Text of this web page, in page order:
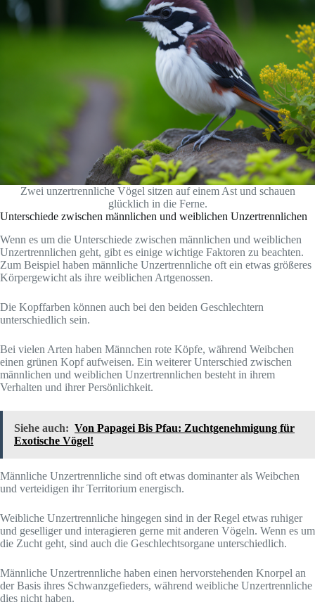
Zwei unzertrennliche Vögel sitzen auf einem Ast und schauen
glücklich in die Ferne.
Unterschiede zwischen männlichen und weiblichen Unzertrennlichen
Wenn es um die Unterschiede zwischen männlichen und weiblichen
Unzertrennlichen geht, gibt es einige wichtige Faktoren zu beachten.
Zum Beispiel haben männliche Unzertrennliche oft ein etwas größeres
Körpergewicht als ihre weiblichen Artgenossen.
Die Kopffarben können auch bei den beiden Geschlechtern
unterschiedlich sein.
Bei vielen Arten haben Männchen rote Köpfe, während Weibchen
einen grünen Kopf aufweisen. Ein weiterer Unterschied zwischen
männlichen und weiblichen Unzertrennlichen besteht in ihrem
Verhalten und ihrer Persönlichkeit.
Siehe auch: Von Papagei Bis Pfau: Zuchtgenehmigung für
Exotische Vögel!
Männliche Unzertrennliche sind oft etwas dominanter als Weibchen
und verteidigen ihr Territorium energisch.
Weibliche Unzertrennliche hingegen sind in der Regel etwas ruhiger
und geselliger und interagieren gerne mit anderen Vögeln. Wenn es um
die Zucht geht, sind auch die Geschlechtsorgane unterschiedlich.
Männliche Unzertrennliche haben einen hervorstehenden Knorpel an
der Basis ihres Schwanzgefieders, während weibliche Unzertrennliche
dies nicht haben.